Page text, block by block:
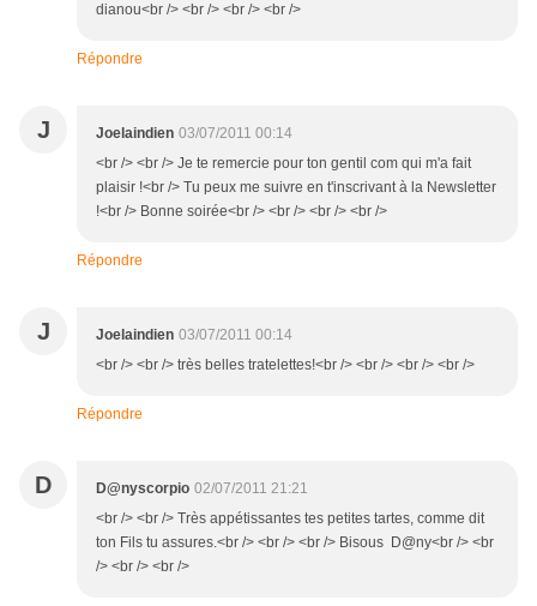
dianou<br /> <br /> <br /> <br />
Répondre
J Joelaindien 03/07/2011 00:14
<br /> <br /> Je te remercie pour ton gentil com qui m'a fait
plaisir !<br /> Tu peux me suivre en t'inscrivant à la Newsletter
!<br /> Bonne soirée<br /> <br /> <br /> <br />
Répondre
J Joelaindien 03/07/2011 00:14
<br /> <br /> très belles tratelettes!<br /> <br /> <br /> <br />
Répondre
D D@nyscorpio 02/07/2011 21:21
<br /> <br /> Très appétissantes tes petites tartes, comme dit
ton Fils tu assures.<br /> <br /> <br /> Bisous D@ny<br /> <br
/> <br /> <br />